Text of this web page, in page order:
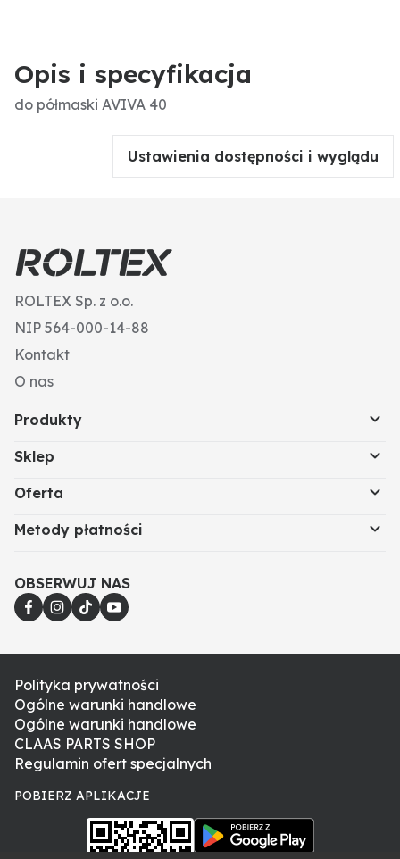
Opis i specyfikacja
do półmaski AVIVA 40
Ustawienia dostępności i wyglądu
ROLTEX Sp. z o.o.
NIP 564-000-14-88
Kontakt
O nas
Produkty
Sklep
Oferta
Metody płatności
OBSERWUJ NAS
Polityka prywatności
Ogólne warunki handlowe
Ogólne warunki handlowe
CLAAS PARTS SHOP
Regulamin ofert specjalnych
POBIERZ APLIKACJE